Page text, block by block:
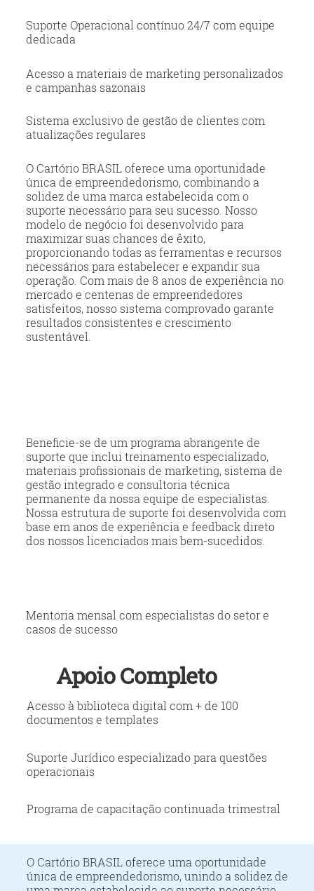
Suporte Operacional contínuo 24/7 com equipe
dedicada
Acesso a materiais de marketing personalizados
e campanhas sazonais
Sistema exclusivo de gestão de clientes com
atualizações regulares
O Cartório BRASIL oferece uma oportunidade
única de empreendedorismo, combinando a
solidez de uma marca estabelecida com o
suporte necessário para seu sucesso. Nosso
modelo de negócio foi desenvolvido para
maximizar suas chances de êxito,
proporcionando todas as ferramentas e recursos
necessários para estabelecer e expandir sua
operação. Com mais de 8 anos de experiência no
mercado e centenas de empreendedores
satisfeitos, nosso sistema comprovado garante
resultados consistentes e crescimento
sustentável.
Beneficie-se de um programa abrangente de
suporte que inclui treinamento especializado,
materiais profissionais de marketing, sistema de
gestão integrado e consultoria técnica
permanente da nossa equipe de especialistas.
Nossa estrutura de suporte foi desenvolvida com
base em anos de experiência e feedback direto
dos nossos licenciados mais bem-sucedidos.
Mentoria mensal com especialistas do setor e
casos de sucesso
Apoio Completo
Acesso à biblioteca digital com + de 100
documentos e templates
Suporte Jurídico especializado para questões
operacionais
Programa de capacitação continuada trimestral
O Cartório BRASIL oferece uma oportunidade
única de empreendedorismo, unindo a solidez de